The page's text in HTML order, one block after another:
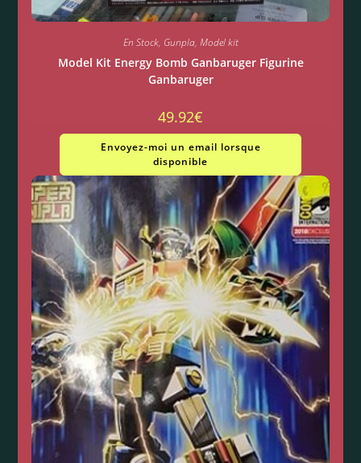
En Stock, Gunpla, Model kit
Model Kit Energy Bomb Ganbaruger Figurine
Ganbaruger
49.92€
Envoyez-moi un email lorsque
disponible